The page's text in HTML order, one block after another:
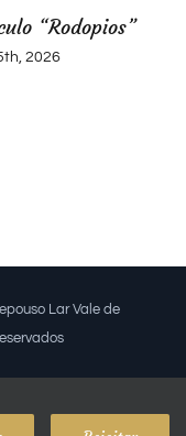
“Rodopios”
2026
Lar Vale de